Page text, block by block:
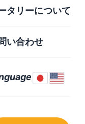
タリーについて
い合わせ
休会